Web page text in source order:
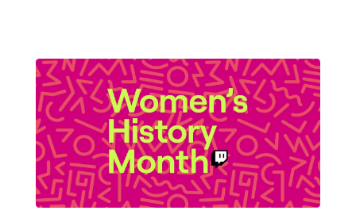
Festeggia il Women's History Month su Twitch!